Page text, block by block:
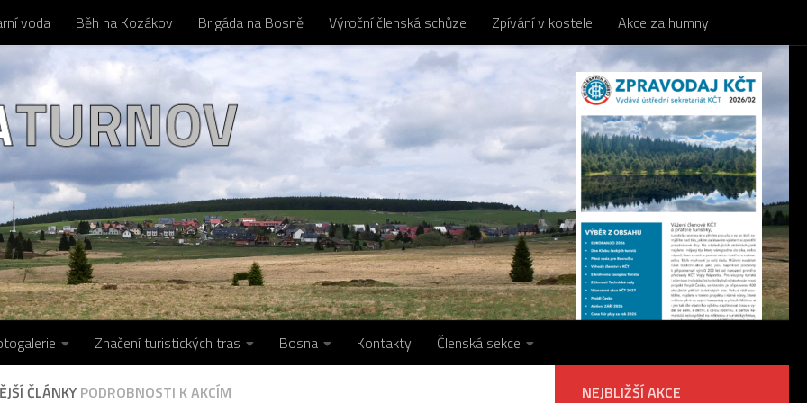
voda Běh na Kozákov Brigáda na Bosně Výroční členská schůze Zpívání v kostele Akce za humny
Značení turistických tras Bosna Kontakty Členská sekce
ČLÁNKY PODROBNOSTI K AKCÍM NEJBLIŽŠÍ AKCE